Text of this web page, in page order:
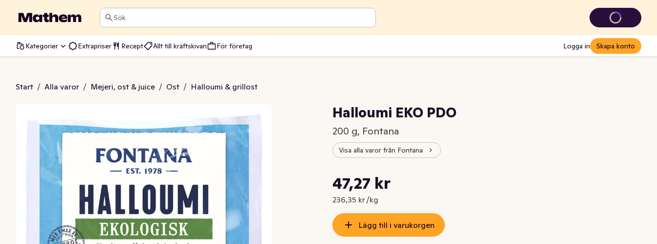
Sök
Kategorier Extrapriser Recept Allt till kräftskivan För företag Logga in Skapa konto
Start / Alla varor / Mejeri, ost & juice / Ost / Halloumi & grillost
EKO PDO
Halloumi EKO PDO
200 g, Fontana
Visa alla varor från Fontana
Nuvarande pris är: 47,27 kr
47,27 kr
236,35 kr /kg
Styckpris: 236,35 kr /kg
Lägg till i varukorgen